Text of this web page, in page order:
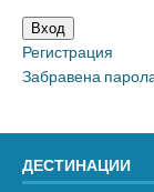
Вход
Регистрация
Забравена
ДЕСТИНАЦИИ